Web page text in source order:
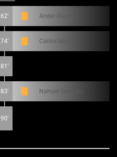
62' Ander Guevara
74' Carlos Martín
81'
83' Nahuel Tenaglia
90'